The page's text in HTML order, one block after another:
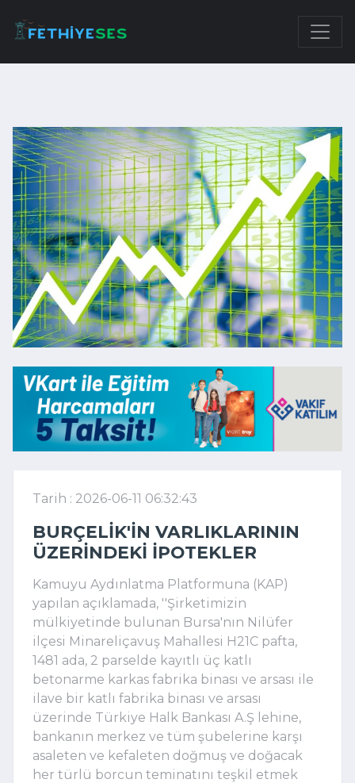
Tarih : 2026-06-11 06:32:43
BURÇELIK'IN VARLIKLARININ
ÜZERINDEKI IPOTEKLER
Kamuyu Aydınlatma Platformuna (KAP)
yapılan açıklamada, ''Şirketimizin
mülkiyetinde bulunan Bursa'nın Nilüfer
ilçesi Minareliçavuş Mahallesi H21C pafta,
1481 ada, 2 parselde kayıtlı üç katlı
betonarme karkas fabrika binası ve arsası ile
ilave bir katlı fabrika binası ve arsası
üzerinde Türkiye Halk Bankası A.Ş lehine,
bankanın merkez ve tüm şubelerine karşı
asaleten ve kefaleten doğmuş ve doğacak
her türlü borcun teminatını teşkil etmek